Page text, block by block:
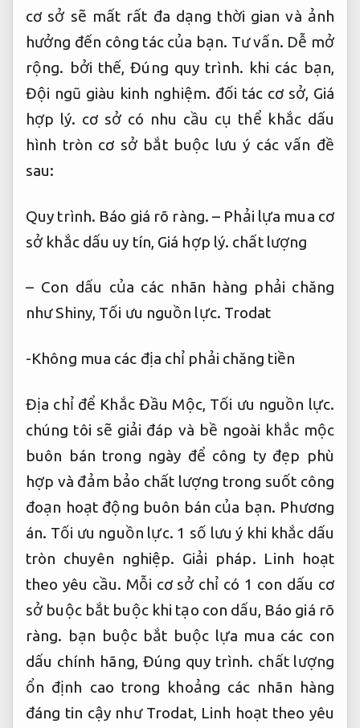
cơ sở sẽ mất rất đa dạng thời gian và ảnh
hưởng đến công tác của bạn. Tư vấn. Dễ mở
rộng. bởi thế,Đúng quy trình. khi các bạn,
Đội ngũ giàu kinh nghiệm. đối tác cơ sở, Giá
hợp lý. cơ sở có nhu cầu cụ thể khắc dấu
hình tròn cơ sở bắt buộc lưu ý các vấn đề
sau:
Quy trình. Báo giá rõ ràng. – Phải lựa mua cơ
sở khắc dấu uy tín, Giá hợp lý. chất lượng
– Con dấu của các nhãn hàng phải chăng
như Shiny, Tối ưu nguồn lực. Trodat
-Không mua các địa chỉ phải chăng tiền
Địa chỉ để Khắc Đầu Mộc, Tối ưu nguồn lực.
chúng tôi sẽ giải đáp và bề ngoài khắc mộc
buôn bán trong ngày để công ty đẹp phù
hợp và đảm bảo chất lượng trong suốt công
đoạn hoạt động buôn bán của bạn. Phương
án. Tối ưu nguồn lực. 1 số lưu ý khi khắc dấu
tròn chuyên nghiệp. Giải pháp. Linh hoạt
theo yêu cầu. Mỗi cơ sở chỉ có 1 con dấu cơ
sở buộc bắt buộc khi tạo con dấu, Báo giá rõ
ràng. bạn buộc bắt buộc lựa mua các con
dấu chính hãng, Đúng quy trình. chất lượng
ổn định cao trong khoảng các nhãn hàng
đáng tin cậy như Trodat, Linh hoạt theo yêu